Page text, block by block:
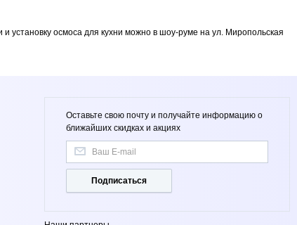
и установку осмоса для кухни можно в шоу-руме на ул. Миропольская
Оставьте свою почту и получайте информацию о
ближайших скидках и акциях
Подписаться